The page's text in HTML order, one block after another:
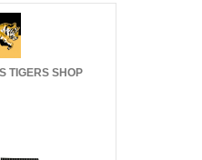
TIGERS SHOP